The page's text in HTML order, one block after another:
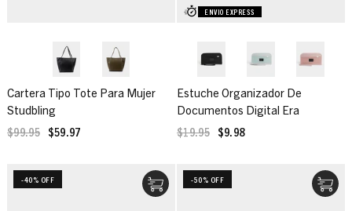
Cartera Tipo Tote Para Mujer
Studbling
$99.95 $59.97
ENVIO EXPRESS
Estuche Organizador De
Documentos Digital Era
$19.95 $9.98
-40% OFF -50% OFF